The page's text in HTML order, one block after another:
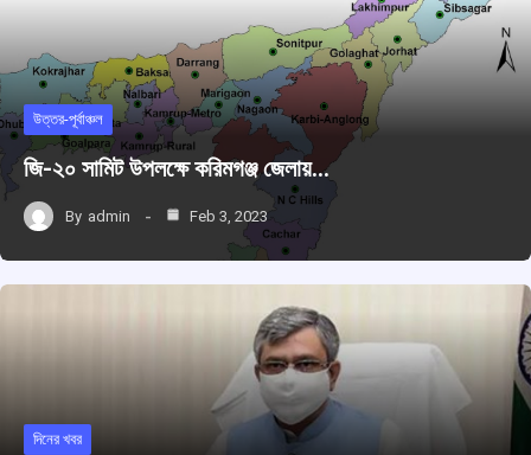
উত্তর-পূর্বাঞ্চল
জি-২০ সামিট উপলক্ষে করিমগঞ্জ জেলায়…
By admin Feb 3, 2023
দিনের খবর